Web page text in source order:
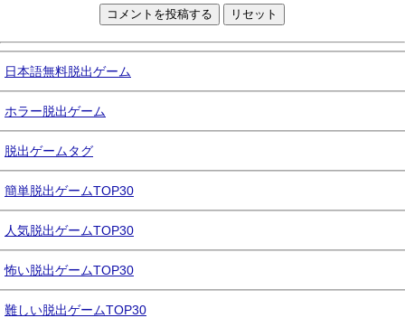
日本語無料脱出ゲーム
ホラー脱出ゲーム
脱出ゲームタグ
簡単脱出ゲームTOP30
人気脱出ゲームTOP30
怖い脱出ゲームTOP30
難しい脱出ゲームTOP30